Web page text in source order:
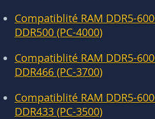
Compatiblité RAM DDR5-
DDR500 (PC-4000)
Compatiblité RAM DDR5-
DDR466 (PC-3700)
Compatiblité RAM DDR5-
DDR433 (PC-3500)